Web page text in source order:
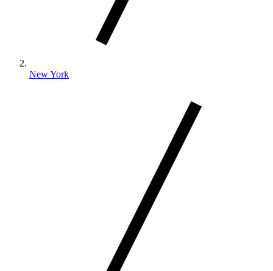
New York